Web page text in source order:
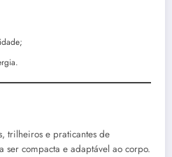
trilheiros e praticantes de
ser compacta e adaptável ao corpo.